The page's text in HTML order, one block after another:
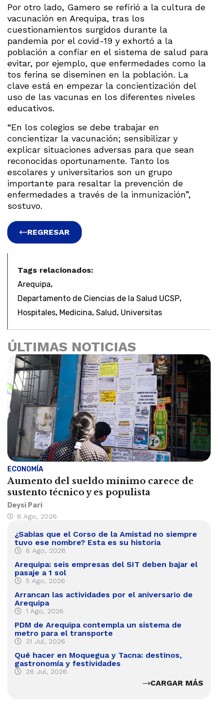
Por otro lado, Gamero se refirió a la cultura de
vacunación en Arequipa, tras los
cuestionamientos surgidos durante la
pandemia por el covid-19 y exhortó a la
población a confiar en el sistema de salud para
evitar, por ejemplo, que enfermedades como la
tos ferina se diseminen en la población. La
clave está en empezar la concientización del
uso de las vacunas en los diferentes niveles
educativos.
“En los colegios se debe trabajar en
concientizar la vacunación; sensibilizar y
explicar situaciones adversas para que sean
reconocidas oportunamente. Tanto los
escolares y universitarios son un grupo
importante para resaltar la prevención de
enfermedades a través de la inmunización”,
sostuvo.
REGRESAR
Tags relacionados:
Arequipa,
Departamento de Ciencias de la Salud UCSP,
Hospitales, Medicina, Salud , Universitas
ÚLTIMAS NOTICIAS
ECONOMÍA
Aumento del sueldo mínimo carece de
sustento técnico y es populista
Deysi Pari
6 Ago, 2026
¿Sabías que el Corso de la Amistad no siempre
tuvo ese nombre? Esta es su historia
6 Ago, 2026
Arequipa: seis empresas del SIT deben bajar el
pasaje a 1 sol
5 Ago, 2026
Arrancan las actividades por el aniversario de
Arequipa
1 Ago, 2026
PDM de Arequipa contempla un sistema de
metro para el transporte
31 Jul, 2026
Qué hacer en Moquegua y Tacna: destinos,
gastronomía y festividades
28 Jul, 2026
CARGAR MÁS